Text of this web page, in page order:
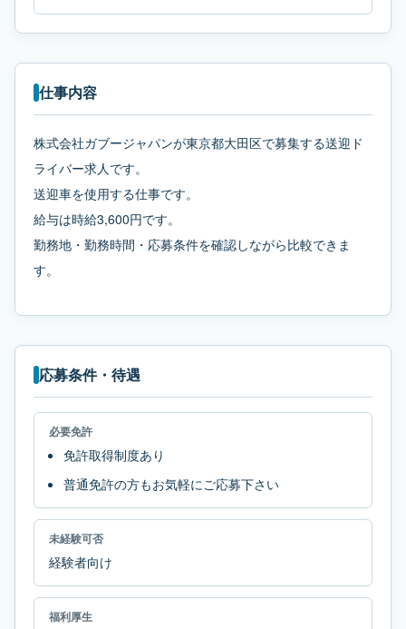
仕事内容
株式会社ガブージャパンが東京都大田区で募集する送迎ド
ライバー求人です。
送迎車を使用する仕事です。
給与は時給3,600円です。
勤務地・勤務時間・応募条件を確認しながら比較できま
す。
応募条件・待遇
必要免許
免許取得制度あり
普通免許の方もお気軽にご応募下さい
未経験可否
経験者向け
福利厚生